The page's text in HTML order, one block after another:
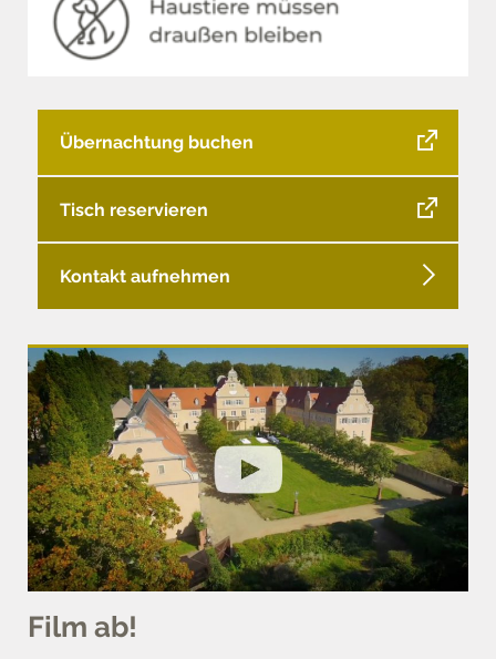
Übernachtung buchen
Tisch reservieren
Kontakt aufnehmen
Film ab!